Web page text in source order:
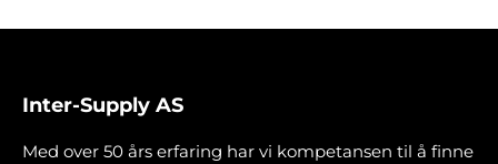
Inter-Supply AS
Med over 50 års erfaring har vi kompetansen til å finne